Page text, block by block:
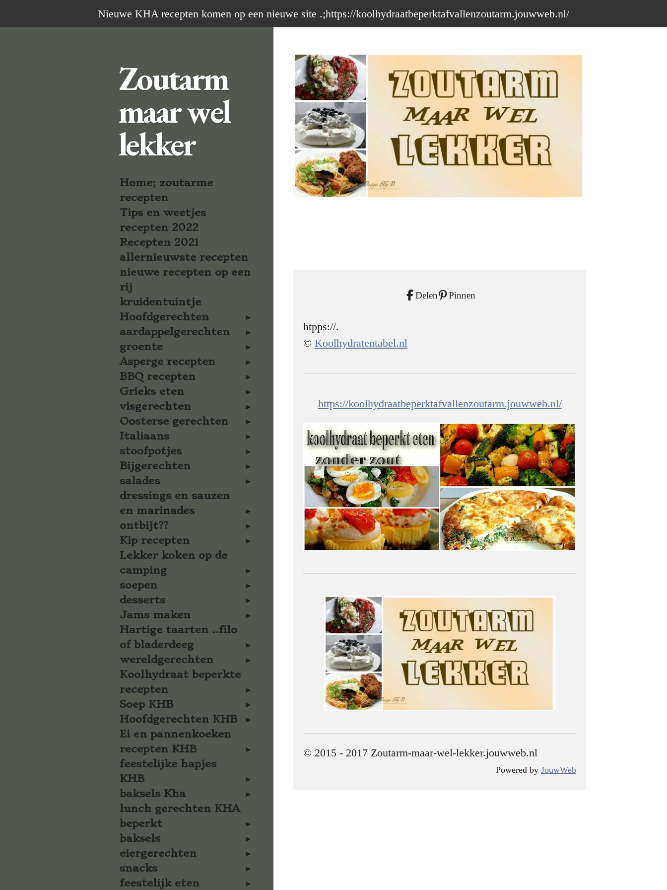
direct
Nieuwe KHA recepten komen op een nieuwe site .;https://koolhydraatbeperktafvallenzoutarm.jouwweb.nl/
Delen Pinnen
htpps://.
©Koolhydratentabel.nl
https://koolhydraatbeperktafvallenzoutarm.jouwweb.nl/
© 2015 - 2017 Zoutarm-maar-wel-lekker.jouwweb.nl
Powered byJouwWeb
Zoutarm
maar wel
lekker
Home; zoutarme
recepten
Tips en weetjes
recepten 2022
Recepten 2021
allernieuwste recepten
nieuwe recepten op een
rij
kruidentuintje
Hoofdgerechten
aardappelgerechten
groente
Asperge recepten
BBQ recepten
Grieks eten
visgerechten
Oosterse gerechten
Italiaans
stoofpotjes
Bijgerechten
salades
dressings en sauzen
en marinades
ontbijt??
Kip recepten
Lekker koken op de
camping
soepen
desserts
Jams maken
Hartige taarten ..filo
of bladerdeeg
wereldgerechten
Koolhydraat beperkte
recepten
Soep KHB
Hoofdgerechten KHB
Ei en pannenkoeken
recepten KHB
feestelijke hapjes
KHB
baksels Kha
lunch gerechten KHA
beperkt
baksels
eiergerechten
snacks
feestelijk eten